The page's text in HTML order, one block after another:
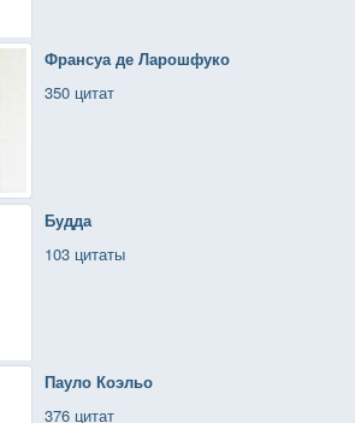
Франсуа де Ларошфуко
350 цитат
Будда
103 цитаты
Пауло Коэльо
376 цитат